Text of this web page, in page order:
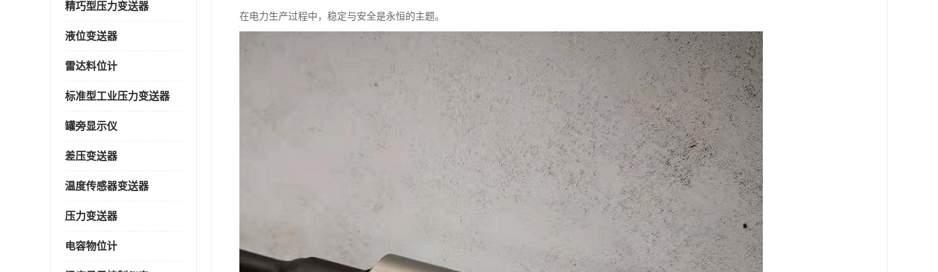
精巧型压力变送器
液位变送器
雷达料位计
标准型工业压力变送器
罐旁显示仪
差压变送器
温度传感器变送器
压力变送器
电容物位计
在电力生产过程中，稳定与安全是永恒的主题。